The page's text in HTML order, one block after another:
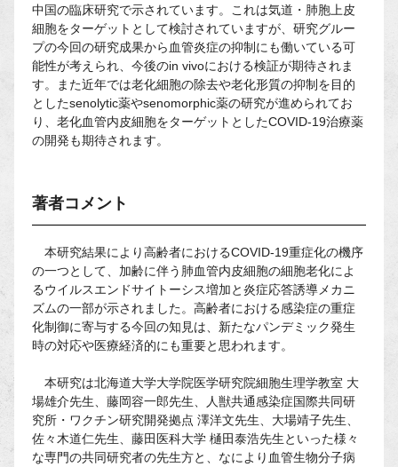
中国の臨床研究で示されています。これは気道・肺胞上皮
細胞をターゲットとして検討されていますが、研究グルー
プの今回の研究成果から血管炎症の抑制にも働いている可
能性が考えられ、今後のin vivoにおける検証が期待されま
す。また近年では老化細胞の除去や老化形質の抑制を目的
としたsenolytic薬やsenomorphic薬の研究が進められてお
り、老化血管内皮細胞をターゲットとしたCOVID-19治療薬
の開発も期待されます。
著者コメント
本研究結果により高齢者におけるCOVID-19重症化の機序
の一つとして、加齢に伴う肺血管内皮細胞の細胞老化によ
るウイルスエンドサイトーシス増加と炎症応答誘導メカニ
ズムの一部が示されました。高齢者における感染症の重症
化制御に寄与する今回の知見は、新たなパンデミック発生
時の対応や医療経済的にも重要と思われます。
本研究は北海道大学大学院医学研究院細胞生理学教室 大
場雄介先生、藤岡容一郎先生、人獣共通感染症国際共同研
究所・ワクチン研究開発拠点 澤洋文先生、大場靖子先生、
佐々木道仁先生、藤田医科大学 樋田泰浩先生といった様々
な専門の共同研究者の先生方と、なにより血管生物分子病